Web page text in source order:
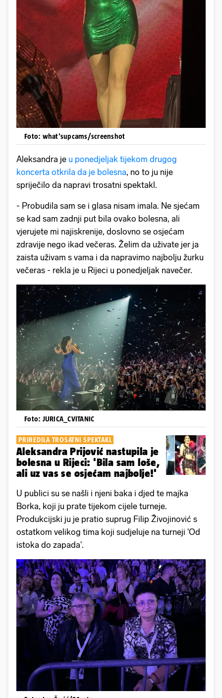
Foto: what'supcams/screenshot
Aleksandra je u ponedjeljak tijekom drugog
koncerta otkrila da je bolesna, no to ju nije
spriječilo da napravi trosatni spektakl.
- Probudila sam se i glasa nisam imala. Ne sjećam
se kad sam zadnji put bila ovako bolesna, ali
vjerujete mi najiskrenije, doslovno se osjećam
zdravije nego ikad večeras. Želim da uživate jer ja
zaista uživam s vama i da napravimo najbolju žurku
večeras - rekla je u Rijeci u ponedjeljak navečer.
Foto: JURICA_CVITANIC
PRIREDILA TROSATNI SPEKTAKL
Aleksandra Prijović nastupila je
bolesna u Rijeci: 'Bila sam loše,
ali uz vas se osjećam najbolje!'
U publici su se našli i njeni baka i djed te majka
Borka, koji ju prate tijekom cijele turneje.
Produkcijski ju je pratio suprug Filip Živojinović s
ostatkom velikog tima koji sudjeluje na turneji 'Od
istoka do zapada'.